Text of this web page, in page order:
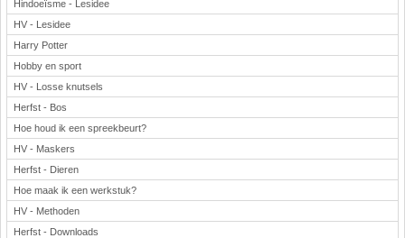
Hindoeïsme - Lesidee
HV - Lesidee
Harry Potter
Hobby en sport
HV - Losse knutsels
Herfst - Bos
Hoe houd ik een spreekbeurt?
HV - Maskers
Herfst - Dieren
Hoe maak ik een werkstuk?
HV - Methoden
Herfst - Downloads